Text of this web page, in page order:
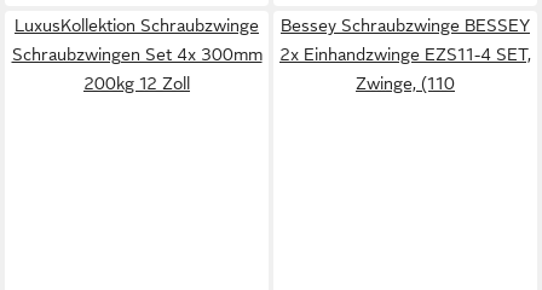
LuxusKollektion Schraubzwinge
Schraubzwingen Set 4x 300mm
200kg 12 Zoll
Bessey Schraubzwinge BESSEY
2x Einhandzwinge EZS11-4 SET,
Zwinge, (110